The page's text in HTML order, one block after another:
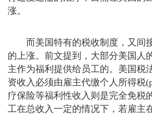
涨。
而美国特有的税收制度，又间
的上涨。前文提到，大部分美国人
主作为福利提供给员工的。美国税
资收入必须由雇主代缴个人所得税
疗保险等福利性收入则是完全免税
工在总收入一定的情况下，若雇主